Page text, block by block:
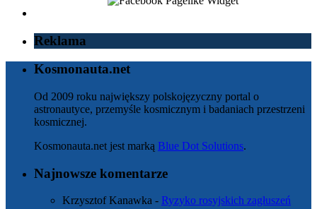
Reklama
Kosmonauta.net
Od 2009 roku największy polskojęzyczny portal o
astronautyce, przemyśle kosmicznym i badaniach przestrzeni
kosmicznej.
Kosmonauta.net jest marką Blue Dot Solutions.
Najnowsze komentarze
Krzysztof Kanawka - Ryzyko rosyjskich zagłuszeń